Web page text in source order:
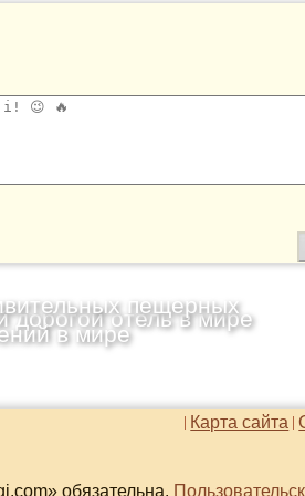
дорогой отель в мире
пещерных
в мире
Карта сайта
обязательна.